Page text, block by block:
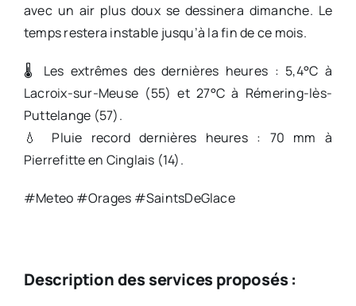
avec un air plus doux se dessinera dimanche. Le
temps restera instable jusqu’à la fin de ce mois.
🌡️ Les extrêmes des dernières heures : 5,4°C à
Lacroix-sur-Meuse (55) et 27°C à Rémering-lès-
Puttelange (57).
💧 Pluie record dernières heures : 70 mm à
Pierrefitte en Cinglais (14).
#Meteo #Orages #SaintsDeGlace
Description des services proposés :